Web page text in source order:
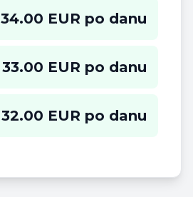
34.00 EUR po danu
33.00 EUR po danu
32.00 EUR po danu